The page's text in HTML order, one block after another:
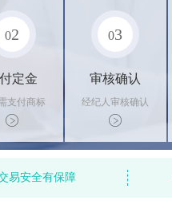
02
定金
支付商标
10%的购
买订金
03
审核确认
经纪人审核确认
商标状态
易安全有保障